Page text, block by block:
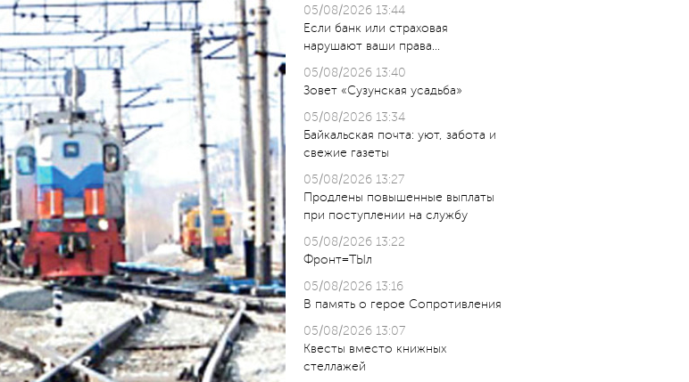
05/08/2026 13:44
Если банк или страховая
нарушают ваши права…
05/08/2026 13:40
Зовет «Сузунская усадьба»
05/08/2026 13:34
Байкальская почта: уют, забота и
свежие газеты
05/08/2026 13:27
Продлены повышенные выплаты
при поступлении на службу
05/08/2026 13:22
Фронт=ТЫл
05/08/2026 13:16
В память о герое Сопротивления
05/08/2026 13:07
Квесты вместо книжных
стеллажей